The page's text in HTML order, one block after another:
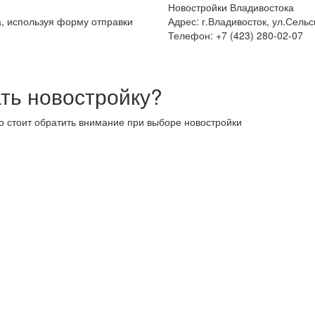
используя форму отправки
Новостройки Владивостока
Адрес: г.Владивосток,
Телефон: +7 (423) 280-02-07
новостройку?
обратить внимание при выборе новостройки